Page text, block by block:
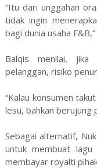
“Itu dari unggahan
tidak ingin
bagi dunia usaha
Balqis menilai, jika
pelanggan, risiko
“Kalau konsumen
lesu, bahkan berujung
Sebagai alternatif,
untuk membuat
membayar royalti